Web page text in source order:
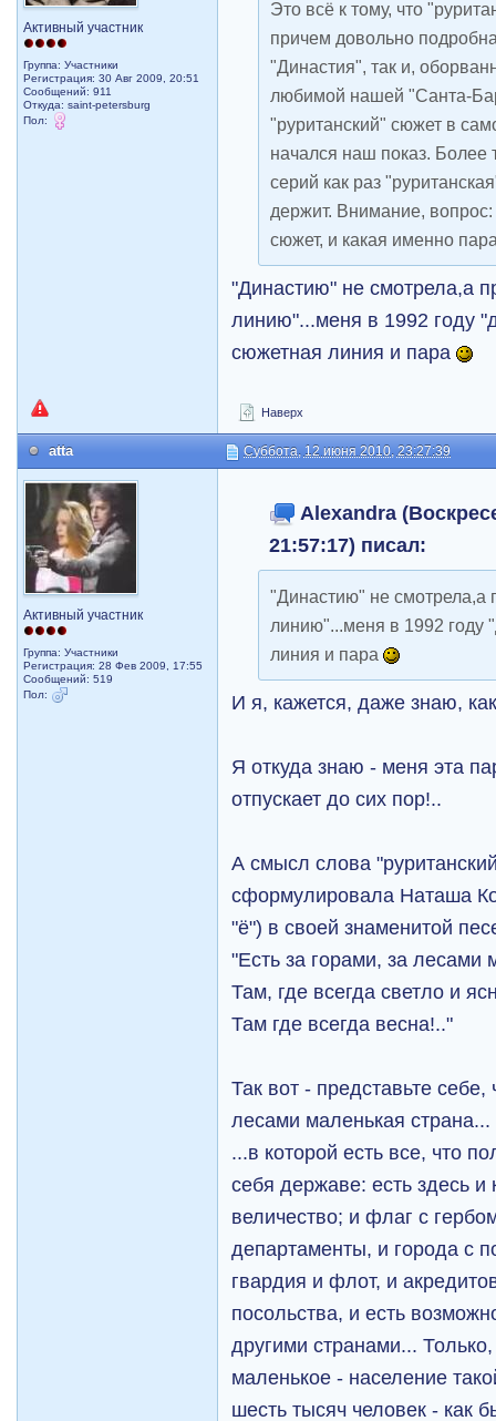
Активный участник
Группа: Участники
Регистрация: 30 Авг 2009, 20:51
Сообщений: 911
Откуда: saint-petersburg
Пол:
Это всё к тому, что
причем довольно
"Династия", так и,
любимой нашей "Санта-
"руританский" сюжет в
начался наш показ. Более
серий как раз
держит. Внимание, вопрос:
сюжет, и какая именно
"Династию" не смотрела,а
линию"...меня в 1992 году
сюжетная линия и пара
Наверх
atta Суббота, 12 июня 2010, 23:27:39
Активный участник
Группа: Участники
Регистрация: 28 Фев 2009, 17:55
Сообщений: 519
Пол:
Alexandra
21:57:17) писал:
"Династию" не смотрела,а
линию"...меня в 1992
линия и пара
И я, кажется, даже знаю,
Я откуда знаю - меня эта
отпускает до сих пор!..
А смысл слова
сформулировала Наташа
"ё") в своей знаменитой
"Есть за горами, за лесами
Там, где всегда светло и
Там где всегда весна!.."
Так вот - представьте себе,
лесами маленькая страна...
...в которой есть все, что
себя державе: есть здесь и
величество; и флаг с
департаменты, и города с
гвардия и флот, и
посольства, и есть
другими странами...
маленькое - население
шесть тысяч человек - как